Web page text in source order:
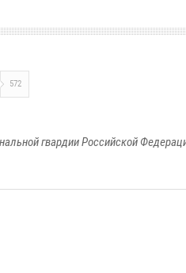
572
гвардии Российской